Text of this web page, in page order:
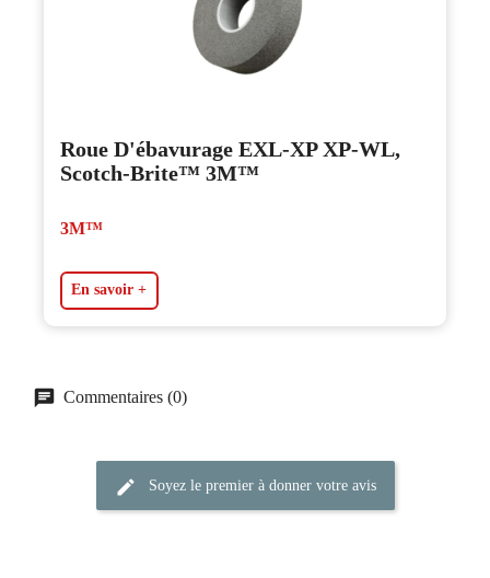
Roue D'ébavurage EXL-XP XP-WL,
Scotch-Brite™ 3M™
3M™
En savoir +
Commentaires (0)
Soyez le premier à donner votre avis